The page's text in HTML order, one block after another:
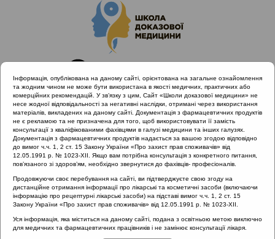
Головна
Проведені заходи :: Раціональна антибіотикотерапія
Проведені заходи::Раціональна
антибіотикотерапія
Рубрика:
Інформація, опублікована на даному сайті, орієнтована на загальне ознайомлення
та жодним чином не може бути використана в якості медичних, практичних або
комерційних рекомендацій. У зв’язку з цим, Сайт «Школи доказової медицини» не
несе жодної відповідальності за негативні наслідки, отримані через використання
матеріалів, викладених на даному сайті. Документація з фармацевтичних продуктів
не є рекламою та не призначена для того, щоб використовувати її замість
консультації з кваліфікованими фахівцями в галузі медицини та інших галузях.
Документація з фармацевтичних продуктів надається за вашою згодою відповідно
до вимог ч.ч. 1, 2 ст. 15 Закону України «Про захист прав споживачів» від
12.05.1991 р. № 1023-XII. Якщо вам потрібна консультація з конкретного питання,
пов’язаного зі здоров’ям, необхідно звернутися до фахівців- професіоналів.
Продовжуючи своє перебування на сайті, ви підтверджуєте свою згоду на
дистанційне отримання інформації про лікарські та косметичні засоби (включаючи
інформацію про рецептурні лікарські засоби) на підставі вимог ч.ч. 1, 2 ст. 15
Закону України «Про захист прав споживачів» від 12.05.1991 р. № 1023-XII.
Уся інформація, яка міститься на даному сайті, подана з освітньою метою виключно
для медичних та фармацевтичних працівників і не замінює консультації лікаря.